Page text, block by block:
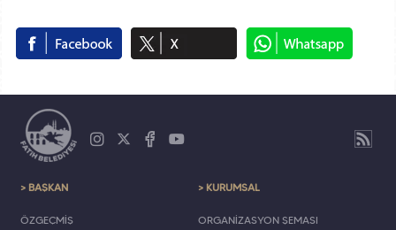
> BAŞKAN
ÖZGEÇMİŞ
> KURUMSAL
ORGANİZASYON ŞEMASI